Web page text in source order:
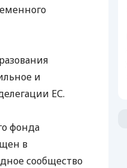
и
ЕС.
фонда
в
сообщество